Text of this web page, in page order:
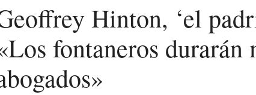
Hinton, ‘el
fontaneros durarán